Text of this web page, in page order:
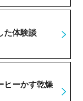
た体験談
ヒーかす乾燥